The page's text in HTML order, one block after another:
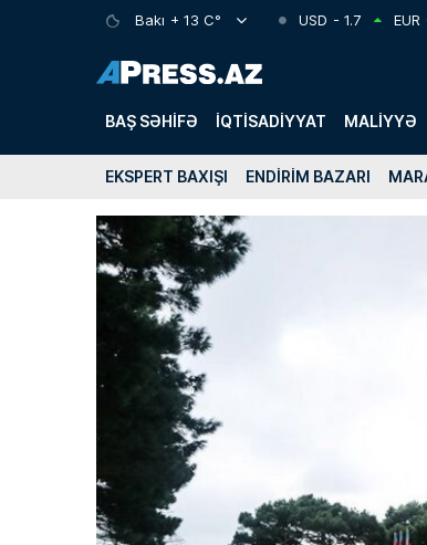
Bakı + 13 C° USD - 1.7 EUR
BAŞ SƏHIFƏ İQTISADIYYAT MALIYYƏ
EKSPERT BAXIŞI ENDIRIM BAZARI